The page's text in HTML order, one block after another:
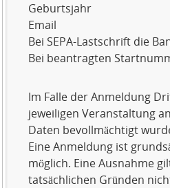
Geburtsjahr
Email
Bei SEPA-Lastschrift die
Bei beantragten
Im Falle der Anmeldung
jeweiligen Veranstaltung
Daten bevollmächtigt
Eine Anmeldung ist
möglich. Eine Ausnahme
tatsächlichen Gründen